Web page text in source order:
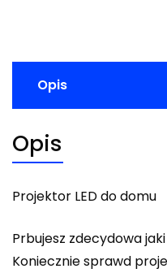
Opis
Opis
Projektor LED do domu
Prbujesz zdecydowa
Koniecznie sprawd